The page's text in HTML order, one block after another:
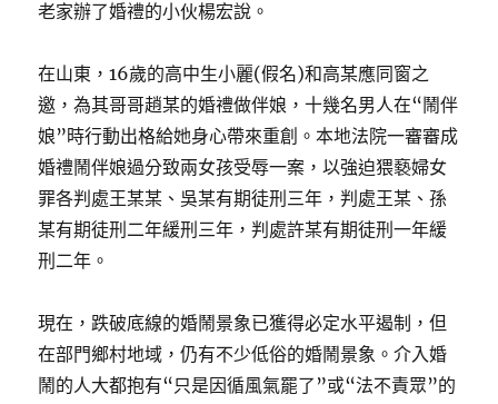
老家辦了婚禮的小伙楊宏說。
在山東，16歲的高中生小麗(假名)和高某應同窗之
邀，為其哥哥趙某的婚禮做伴娘，十幾名男人在“鬧伴
娘”時行動出格給她身心帶來重創。本地法院一審審成
婚禮鬧伴娘過分致兩女孩受辱一案，以強迫猥褻婦女
罪各判處王某某、吳某有期徒刑三年，判處王某、孫
某有期徒刑二年緩刑三年，判處許某有期徒刑一年緩
刑二年。
現在，跌破底線的婚鬧景象已獲得必定水平遏制，但
在部門鄉村地域，仍有不少低俗的婚鬧景象。介入婚
鬧的人大都抱有“只是因循風氣罷了”或“法不責眾”的